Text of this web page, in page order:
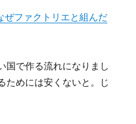
ファクトリエと組んだ
国で作る流れになりまし
ためには安くないと。じ